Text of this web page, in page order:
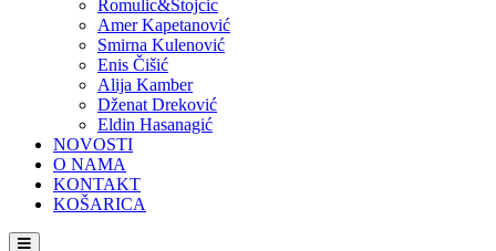
Romulic&Stojcic
Amer Kapetanović
Smirna Kulenović
Enis Čišić
Alija Kamber
Dženat Dreković
Eldin Hasanagić
NOVOSTI
O NAMA
KONTAKT
KOŠARICA